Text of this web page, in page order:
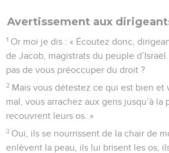
Avertissement aux
1 Or moi je dis : « Écoutez donc,
de Jacob, magistrats du peuple
pas de vous préoccuper du droit ?
2 Mais vous détestez ce qui est bien et
mal, vous arrachez aux gens jusqu’à la
recouvrent leurs os. »
3 Oui, ils se nourrissent de la chair de
enlèvent la peau, ils lui brisent les os,